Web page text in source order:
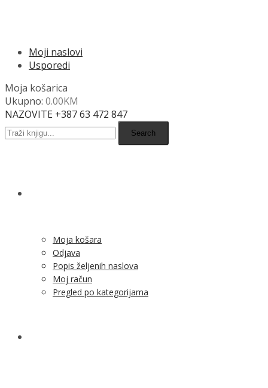
Moji naslovi
Usporedi
Moja košarica
Ukupno: 0.00KM
NAZOVITE +387 63 472 847
Search
Moja košara
Odjava
Popis željenih naslova
Moj račun
Pregled po kategorijama